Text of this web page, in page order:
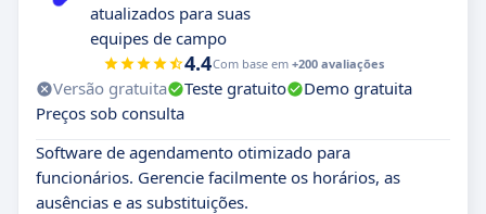
atualizados para suas
equipes de campo
4.4Com base em +200 avaliações
Versão gratuita Teste gratuito
Demo gratuita
Preços sob consulta
Software de agendamento otimizado para
funcionários. Gerencie facilmente os horários, as
ausências e as substituições.